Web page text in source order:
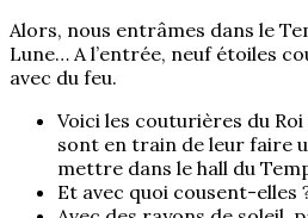
Alors, nous entrâmes dans le
Lune… A l’entrée, neuf étoiles
avec du feu.
Voici les couturières du Roi
sont en train de leur faire
mettre dans le hall du
Et avec quoi cousent-elles